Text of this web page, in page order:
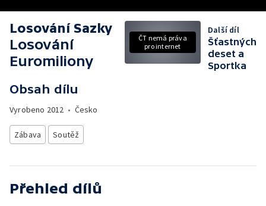
Losování Sazky
Losování
Euromiliony
Obsah dílu
Vyrobeno 2012 • Česko
Zábava Soutěž
ČT nemá práva
pro internet
Další díl
Šťastných
deset a
Sportka
Přehled dílů